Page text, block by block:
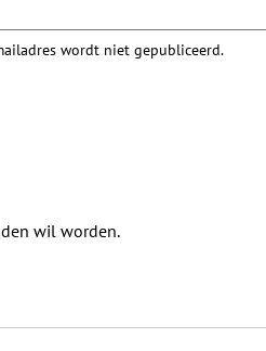
wordt niet gepubliceerd.
wil worden.